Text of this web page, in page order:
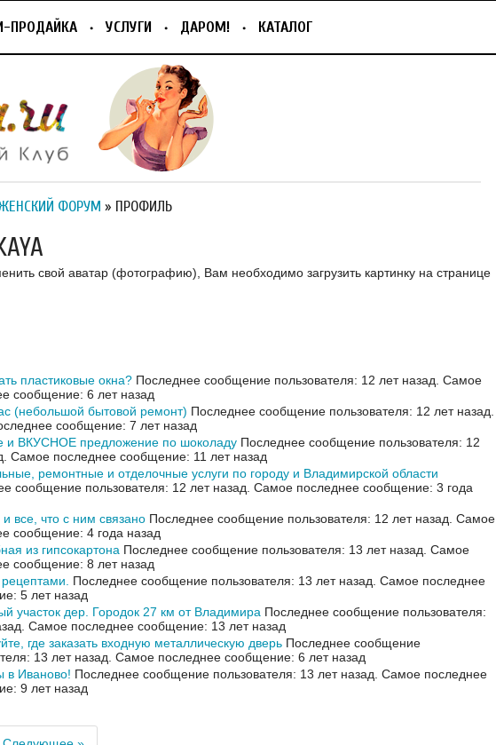
ПРОДАЙКА УСЛУГИ ДАРОМ! КАТАЛОГ
ФОРУМ » ПРОФИЛЬ
свой аватар (фотографию), Вам необходимо загрузить картинку на странице
пластиковые окна? Последнее сообщение пользователя: 12 лет назад. Самое
сообщение: 6 лет назад
(небольшой бытовой ремонт) Последнее сообщение пользователя: 12 лет назад.
сообщение: 7 лет назад
и ВКУСНОЕ предложение по шоколаду Последнее сообщение пользователя: 12
Самое последнее сообщение: 11 лет назад
ремонтные и отделочные услуги по городу и Владимирской области
сообщение пользователя: 12 лет назад. Самое последнее сообщение: 3 года
все, что с ним связано Последнее сообщение пользователя: 12 лет назад. Самое
сообщение: 4 года назад
из гипсокартона Последнее сообщение пользователя: 13 лет назад. Самое
сообщение: 8 лет назад
Последнее сообщение пользователя: 13 лет назад. Самое последнее
5 лет назад
участок дер. Городок 27 км от Владимира Последнее сообщение пользователя:
Самое последнее сообщение: 13 лет назад
где заказать входную металлическую дверь Последнее сообщение
13 лет назад. Самое последнее сообщение: 6 лет назад
в Иваново! Последнее сообщение пользователя: 13 лет назад. Самое последнее
9 лет назад